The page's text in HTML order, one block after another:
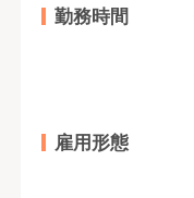
勤務時間
雇用形態